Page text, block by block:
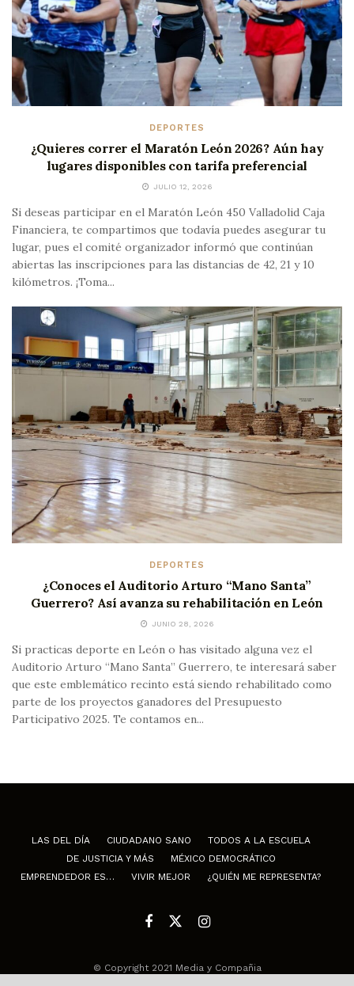
DEPORTES
¿Quieres correr el Maratón León 2026? Aún hay
lugares disponibles con tarifa preferencial
JULIO 12, 2026
Si deseas participar en el Maratón León 450 Valladolid Caja
Financiera, te compartimos que todavía puedes asegurar tu
lugar, pues el comité organizador informó que continúan
abiertas las inscripciones para las distancias de 42, 21 y 10
kilómetros. ¡Toma...
DEPORTES
¿Conoces el Auditorio Arturo “Mano Santa”
Guerrero? Así avanza su rehabilitación en León
JUNIO 28, 2026
Si practicas deporte en León o has visitado alguna vez el
Auditorio Arturo “Mano Santa” Guerrero, te interesará saber
que este emblemático recinto está siendo rehabilitado como
parte de los proyectos ganadores del Presupuesto
Participativo 2025. Te contamos en...
LAS DEL DÍA CIUDADANO SANO
TODOS A LA ESCUELA
DE JUSTICIA Y MÁS
MÉXICO DEMOCRÁTICO
EMPRENDEDOR ES…
VIVIR MEJOR ¿QUIÉN ME REPRESENTA?
© Copyright 2021 Media y Compañia